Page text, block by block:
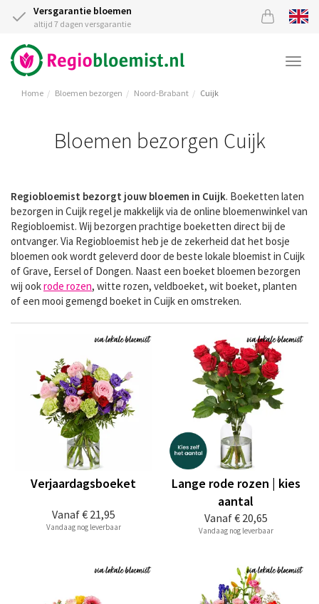
Versgarantie bloemen
altijd 7 dagen versgarantie
Home Bloemen bezorgen Noord-Brabant Cuijk
Bloemen bezorgen Cuijk
Regiobloemist bezorgt jouw bloemen in Cuijk. Boeketten laten
bezorgen in Cuijk regel je makkelijk via de online bloemenwinkel van
Regiobloemist. Wij bezorgen prachtige boeketten direct bij de
ontvanger. Via Regiobloemist heb je de zekerheid dat het bosje
bloemen ook wordt geleverd door de beste lokale bloemist in Cuijk
of Grave, Eersel of Dongen. Naast een boeket bloemen bezorgen
wij ookrode rozen, witte rozen, veldboeket, wit boeket, planten
of een mooi gemengd boeket in Cuijk en omstreken.
Vanaf€ 21,95
Verjaardagsboeket
Vandaag nog leverbaar
Vanaf€ 20,65
Lange rode rozen | kies
aantal
Vandaag nog leverbaar